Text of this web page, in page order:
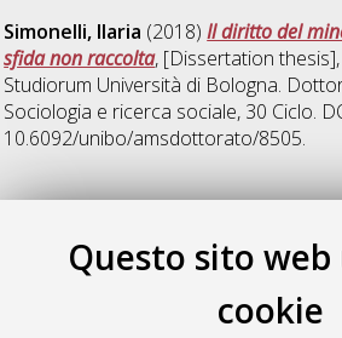
Questo sito
cookie
Simonelli, Ilaria (2018)Il diritto del
sfida non raccolta, [Dissertation
Studiorum Università di Bologna.
Sociologia e ricerca sociale, 30 Ciclo.
10.6092/unibo/amsdottorato/8505.
T
Tondini, Selene(2025)Promuovere la
la partecipazione: citizen science e
comportamenti e stili di vita sostenibili